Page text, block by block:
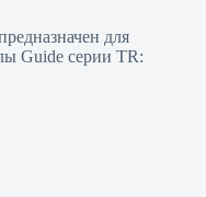
для
Guide серии TR: